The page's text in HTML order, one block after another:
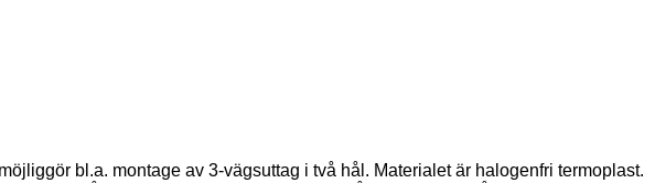
bl.a. montage av 3-vägsuttag i två hål. Materialet är halogenfri termoplast.